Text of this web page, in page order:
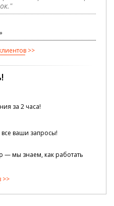
за 2 часа!
ваши запросы!
— мы знаем, как работать